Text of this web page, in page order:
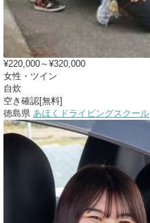
¥220,000～¥320,000
女性・ツイン
自炊
空き確認[無料]
徳島県 あほくドライビングスクール